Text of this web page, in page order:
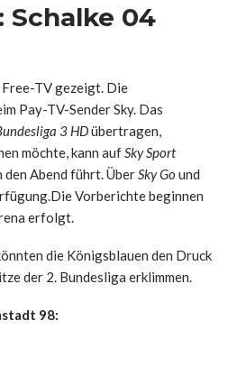
Schalke 04
Free-TV gezeigt. Die
Pay-TV-Sender Sky. Das
3 HDübertragen,
möchte, kann aufSky Sport
Abend führt. ÜberSky Go und
Vorberichte beginnen
erfolgt.
die Königsblauen den Druck
der 2. Bundesliga erklimmen.
98: